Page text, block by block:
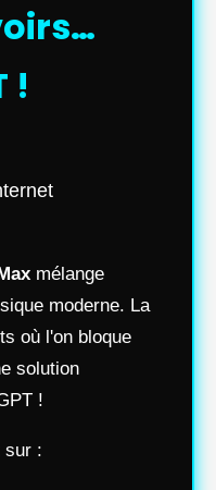
!
mélange
moderne. La
où l'on bloque
solution
!
sur :